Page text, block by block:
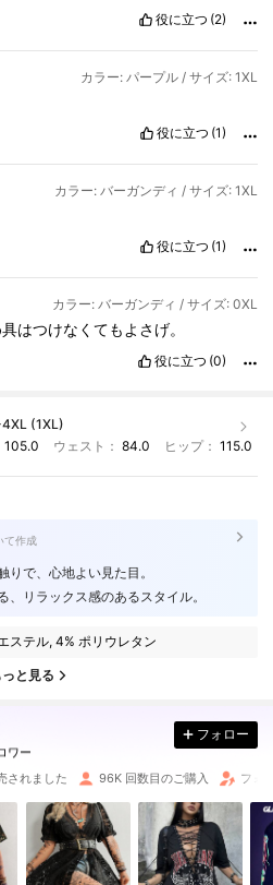
役に立つ (2)
カラー: パープル / サイズ: 1XL
役に立つ (1)
カラー: バーガンディ / サイズ: 1XL
役に立つ (1)
カラー: バーガンディ / サイズ: 0XL
はつけなくてもよさげ。
役に立つ (0)
(1XL)
105.0 ウェスト： 84.0 ヒップ： 115.0
て作成
りで、心地よい見た目。
、リラックス感のあるスタイル。
ステル, 4% ポリウレタン
っと見る
ワー
ワー
ー
しました
ワー
ワー
フォロー
されました 96K 回数目のご購入 フォ